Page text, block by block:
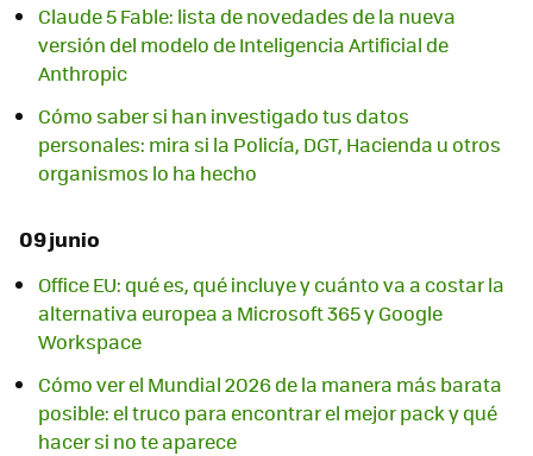
Claude 5 Fable: lista de novedades de la nueva
versión del modelo de Inteligencia Artificial de
Anthropic
Cómo saber si han investigado tus datos
personales: mira si la Policía, DGT, Hacienda u otros
organismos lo ha hecho
09 junio
Office EU: qué es, qué incluye y cuánto va a costar la
alternativa europea a Microsoft 365 y Google
Workspace
Cómo ver el Mundial 2026 de la manera más barata
posible: el truco para encontrar el mejor pack y qué
hacer si no te aparece